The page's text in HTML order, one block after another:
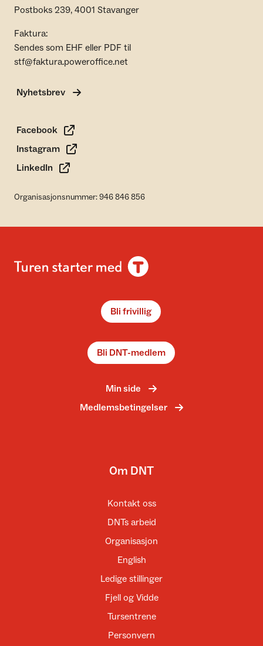
Postboks 239, 4001 Stavanger
Faktura:
Sendes som EHF eller PDF til
stf@faktura.poweroffice.net
Nyhetsbrev
Facebook
Instagram
LinkedIn
Organisasjonsnummer: 946 846 856
Bli frivillig
Bli DNT-medlem
Min side
Medlemsbetingelser
Om DNT
Kontakt oss
DNTs arbeid
Organisasjon
English
Ledige stillinger
Fjell og Vidde
Tursentrene
Personvern